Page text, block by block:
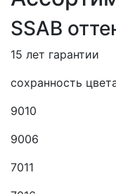
SSAB
15 лет гарантии
сохранность
9010
9006
7011